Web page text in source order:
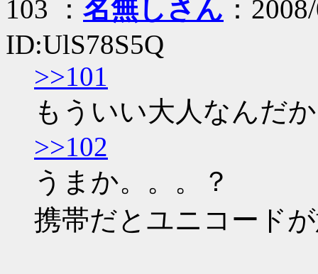
103 ： 名無しさん ：
ID:UlS78S5Q
>>101
もういい大人なんだ
>>102
うまか。。。？
携帯だとユニコード